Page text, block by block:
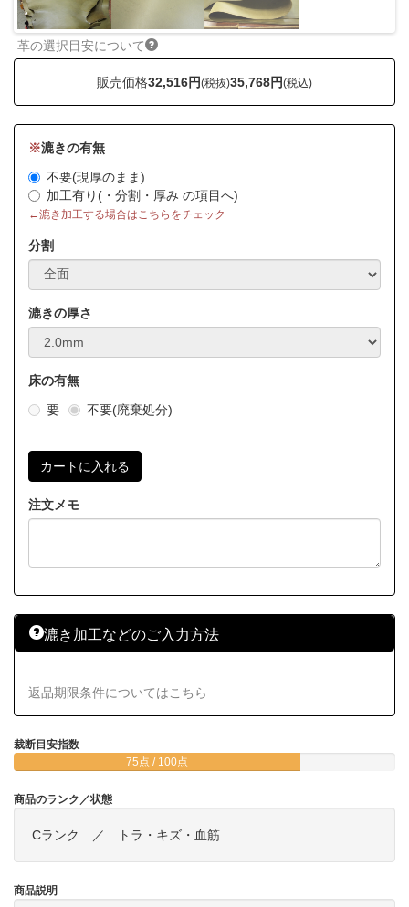
革の選択目安について
裁断目安指数
75点 / 100点
商品のランク／状態
Cランク ／ トラ・キズ・血筋
商品説明
販売価格32,516円(税抜)35,768円(税込)
※漉きの有無
不要(現厚のまま)
加工有り(・分割・厚み の項目へ)
←漉き加工する場合はこちらをチェック
分割
漉きの厚さ
床の有無
要
不要(廃棄処分)
注文メモ
漉き加工などのご入力方法
返品期限条件についてはこちら